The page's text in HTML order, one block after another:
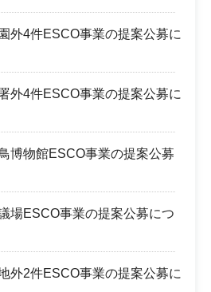
外4件ESCO事業の提案公募に
外4件ESCO事業の提案公募に
博物館ESCO事業の提案公募
場ESCO事業の提案公募につ
外2件ESCO事業の提案公募に